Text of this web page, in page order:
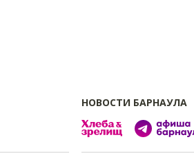
НОВОСТИ БАРНАУЛА